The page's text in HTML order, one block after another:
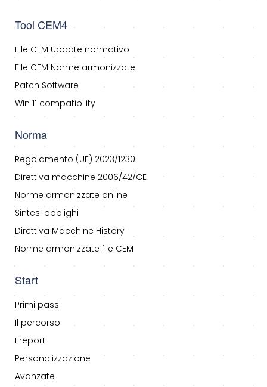
Tool CEM4
File CEM Update normativo
File CEM Norme armonizzate
Patch Software
Win 11 compatibility
Norma
Regolamento (UE) 2023/1230
Direttiva macchine 2006/42/CE
Norme armonizzate online
Sintesi obblighi
Direttiva Macchine History
Norme armonizzate file CEM
Start
Primi passi
Il percorso
I report
Personalizzazione
Avanzate